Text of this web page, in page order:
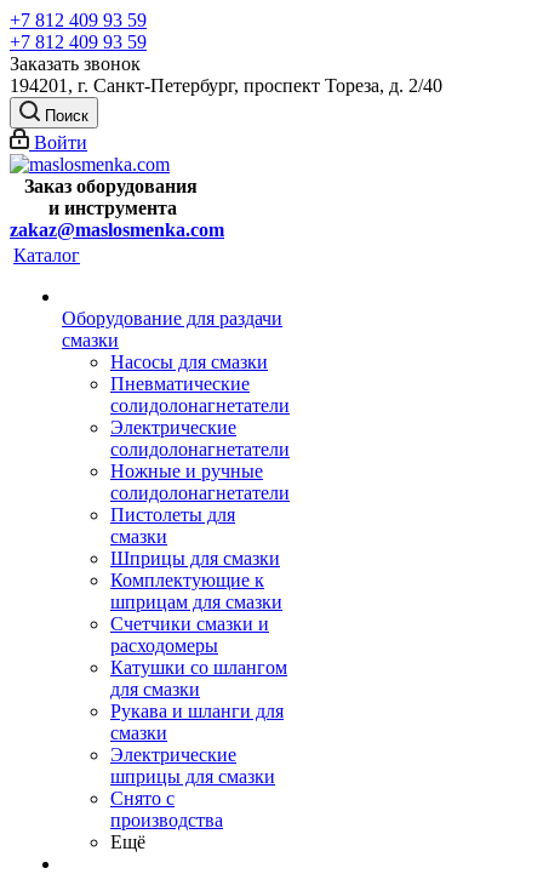
+7 812 409 93 59
+7 812 409 93 59
Заказать звонок
194201, г. Санкт-Петербург, проспект Тореза, д. 2/40
Поиск
Войти
Заказ оборудования
и инструмента
zakaz@maslosmenka.com
Каталог
Оборудование для раздачи
смазки
Насосы для смазки
Пневматические
солидолонагнетатели
Электрические
солидолонагнетатели
Ножные и ручные
солидолонагнетатели
Пистолеты для
смазки
Шприцы для смазки
Комплектующие к
шприцам для смазки
Счетчики смазки и
расходомеры
Катушки со шлангом
для смазки
Рукава и шланги для
смазки
Электрические
шприцы для смазки
Снято с
производства
Ещё